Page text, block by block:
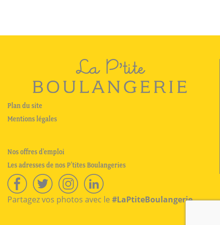
Plan du site
Mentions légales
Nos offres d’emploi
Les adresses de nos P’tites Boulangeries
Partagez vos photos avec le #LaPtiteBoulangerie